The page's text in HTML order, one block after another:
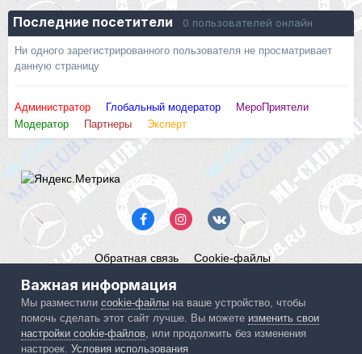
Последние посетители 0 пользователей онлайн
Ни одного зарегистрированного пользователя не просматривает
данную страницу
Администратор Глобальный модератор
МероПриятели
Модератор
Партнеры Эксперт
Обратная связь Cookie-файлы
Powered by Invision Community
Важная информация
Мы разместилиcookie-файлы на ваше устройство, чтобы
помочь сделать этот сайт лучше. Вы можете изменить свои
настройки cookie-файлов , или продолжить без изменения
настроек.Условия использования
IPS spam blocked by CleanTalk.